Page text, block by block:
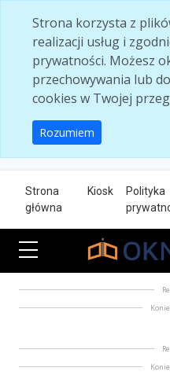
Strona korzysta z
realizacji usług i
prywatności. Możesz
przechowywania lub
cookies w Twojej
Rozumiem
Strona
główna
Kiosk
Polityka